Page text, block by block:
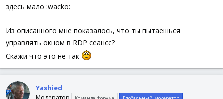
здесь мало :wacko:
Из описанного мне показалось, что ты пытаешься
управлять окном в RDP сеансе?
Скажи что это не так
Yashied
Модератор Команда форума Глобальный модератор